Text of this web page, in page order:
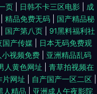
页 日韩不卡三区电影
成
精品免费无码
国产精品秘
国产第八页
91黑料福利社
国产传媒
日本无码免费观
小视频免费
亚洲精品乱码
人黄色网址
青草拍视频在
片网址 自产国产一区二区
人精品 亚洲成人午夜影院